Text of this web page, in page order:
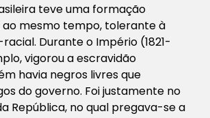
teve uma formação
mesmo tempo, tolerante à
Durante o Império (1821-
vigorou a escravidão
havia negros livres que
do governo. Foi justamente no
República, no qual pregava-se a